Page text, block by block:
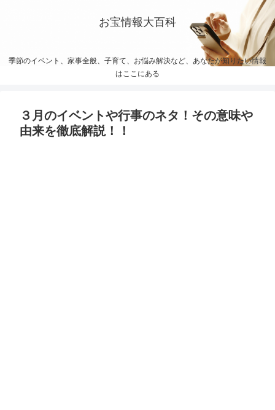
お宝情報大百科
季節のイベント、家事全般、子育て、お悩み解決など、あなたが知りたい情報
はここにある
３月のイベントや行事のネタ！その意味や
由来を徹底解説！！